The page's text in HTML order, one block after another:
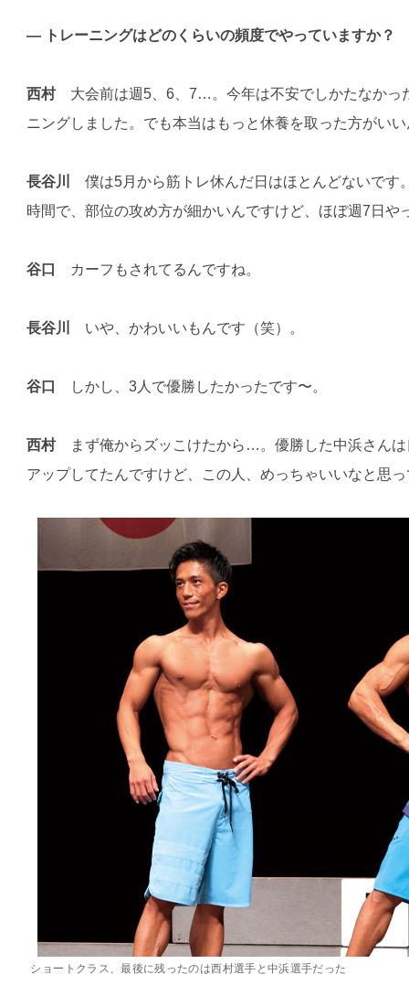
— トレーニングはどのくらいの頻度でやっていますか？
西村大会前は週5、6、7…。今年は不安でしかたなかっ
ニングしました。でも本当はもっと休養を取った方がい
長谷川
僕は5月から筋トレ休んだ日はほとんどないです
時間で、部位の攻め方が細かいんですけど、ほぼ週7日や
谷口 カーフもされてるんですね。
長谷川 いや、かわいいもんです（笑）。
谷口 しかし、3人で優勝したかったです〜。
西村まず俺からズッこけたから…。優勝した中浜さんは
アップしてたんですけど、この人、めっちゃいいなと思
ショートクラス、最後に残ったのは西村選手と中浜選手だった